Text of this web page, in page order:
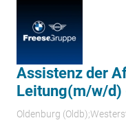
Assistenz der
Leitung(m/w/d)
Oldenburg